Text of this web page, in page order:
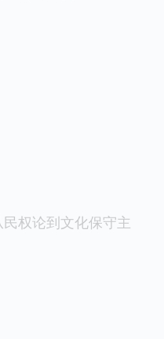
权论到文化保守主